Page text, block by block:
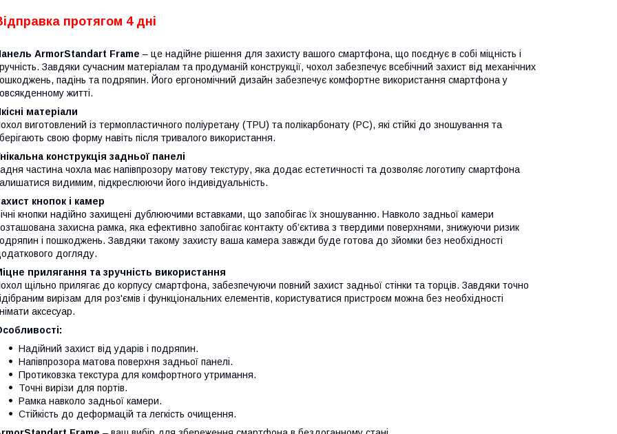
протягом 4 дні
ArmorStandart Frame – це надійне рішення для захисту вашого смартфона, що поєднує в собі міцність і
Завдяки сучасним матеріалам та продуманій конструкції, чохол забезпечує всебічний захист від механічних
падінь та подряпин. Його ергономічний дизайн забезпечує комфортне використання смартфона у
житті.
матеріали
виготовлений із термопластичного поліуретану (TPU) та полікарбонату (PC), які стійкі до зношування та
свою форму навіть після тривалого використання.
конструкція задньої панелі
частина чохла має напівпрозору матову текстуру, яка додає естетичності та дозволяє логотипу смартфона
видимим, підкреслюючи його індивідуальність.
кнопок і камер
кнопки надійно захищені дублюючими вставками, що запобігає їх зношуванню. Навколо задньої камери
захисна рамка, яка ефективно запобігає контакту об’єктива з твердими поверхнями, знижуючи ризик
і пошкоджень. Завдяки такому захисту ваша камера завжди буде готова до зйомки без необхідності
догляду.
прилягання та зручність використання
щільно прилягає до корпусу смартфона, забезпечуючи повний захист задньої стінки та торців. Завдяки точно
вирізам для роз'ємів і функціональних елементів, користуватися пристроєм можна без необхідності
аксесуар.
Надійний захист від ударів і подряпин.
Напівпрозора матова поверхня задньої панелі.
Протиковзка текстура для комфортного утримання.
Точні вирізи для портів.
Рамка навколо задньої камери.
Стійкість до деформацій та легкість очищення.